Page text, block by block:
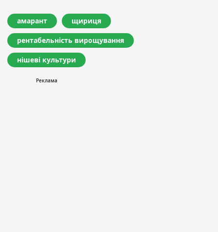
амарант щириця
рентабельність вирощування
нішеві культури